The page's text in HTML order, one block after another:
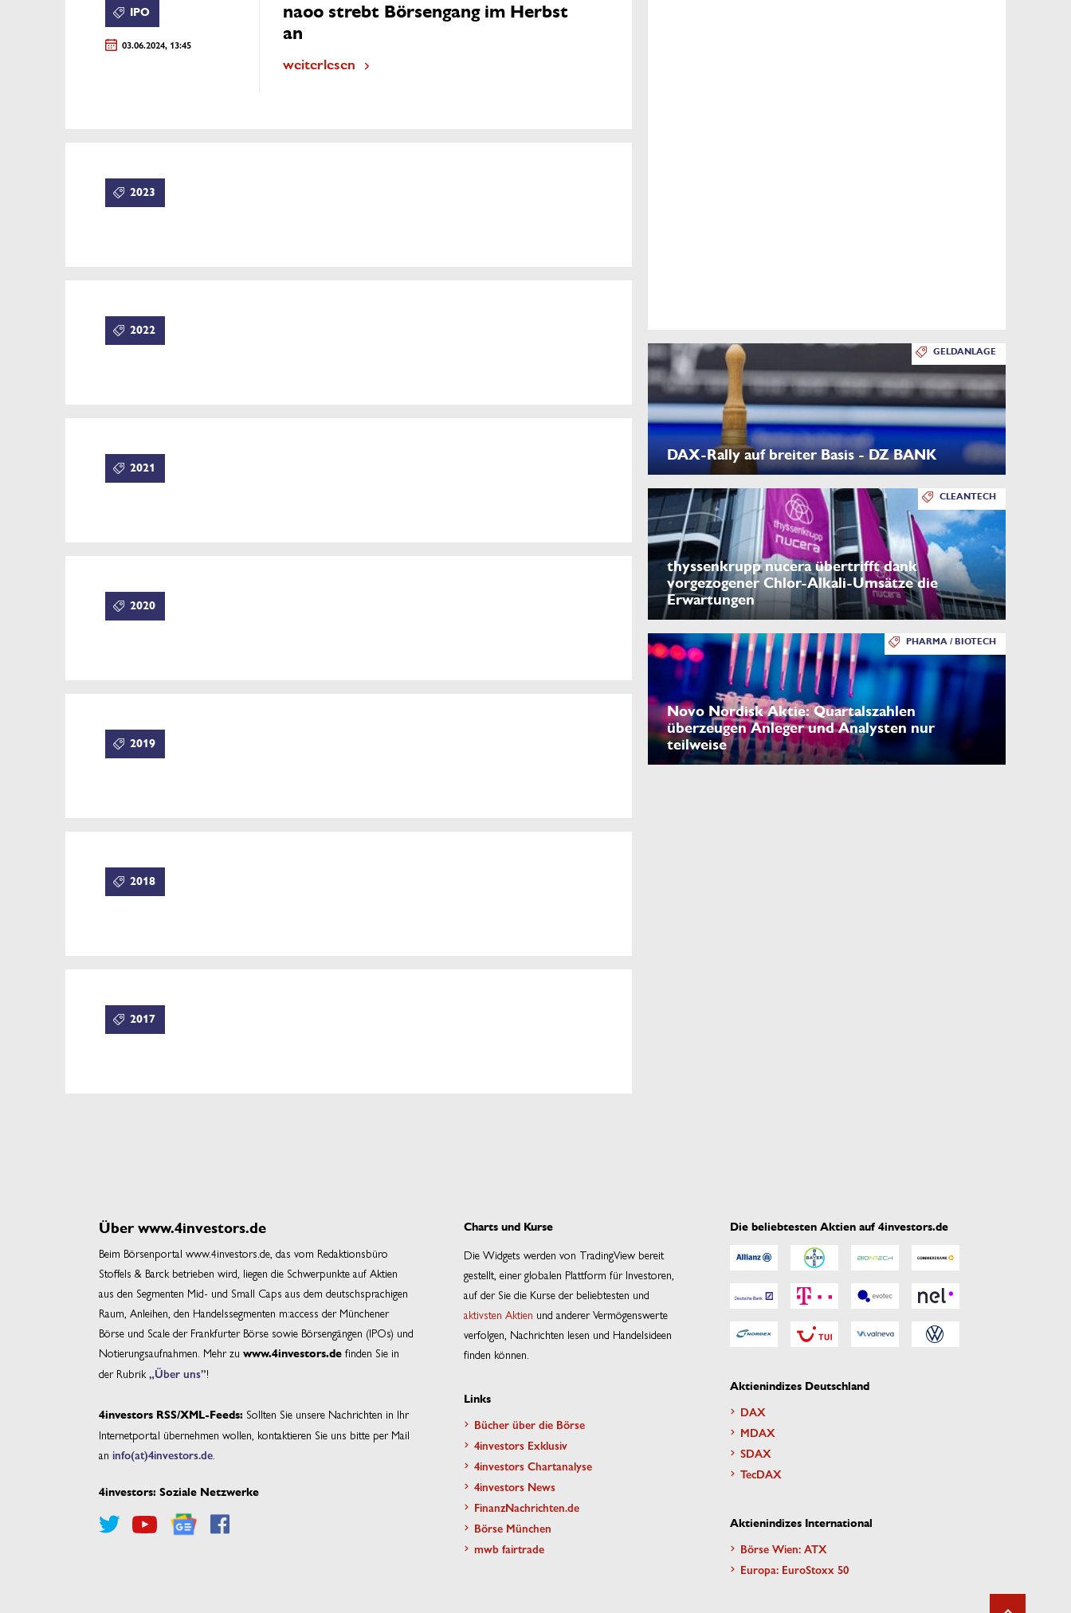
IPO
03.06.2024, 13:45
naoo strebt Börsengang im Herbst
an
weiterlesen
2023
2022
2021
2020
2019
2018
2017
GELDANLAGE
DAX-Rally auf breiter Basis - DZ BANK
CLEANTECH
thyssenkrupp nucera übertrifft dank
vorgezogener Chlor-Alkali-Umsätze die
Erwartungen
PHARMA / BIOTECH
Novo Nordisk Aktie: Quartalszahlen
überzeugen Anleger und Analysten nur
teilweise
Über www.4investors.de
Beim Börsenportal www.4investors.de, das vom Redaktionsbüro
Stoffels & Barck betrieben wird, liegen die Schwerpunkte auf Aktien
aus den Segmenten Mid- und Small Caps aus dem deutschsprachigen
Raum, Anleihen, den Handelssegmenten m:access der Münchener
Börse und Scale der Frankfurter Börse sowie Börsengängen (IPOs) und
Notierungsaufnahmen. Mehr zu www.4investors.de finden Sie in
der Rubrik„Über uns”!
4investors RSS/XML-Feeds: Sollten Sie unsere Nachrichten in Ihr
Internetportal übernehmen wollen, kontaktieren Sie uns bitte per Mail
an info(at)4investors.de.
4investors: Soziale Netzwerke
Charts und Kurse
Die Widgets werden von TradingView bereit
gestellt, einer globalen Plattform für Investoren,
auf der Sie die Kurse der beliebtesten und
aktivsten Aktien und anderer Vermögenswerte
verfolgen, Nachrichten lesen und Handelsideen
finden können.
Links
Bücher über die Börse
4investors Exklusiv
4investors Chartanalyse
4investors News
FinanzNachrichten.de
Börse München
mwb fairtrade
Die beliebtesten Aktien auf 4investors.de
Aktienindizes Deutschland
DAX
MDAX
SDAX
TecDAX
Aktienindizes International
Börse Wien: ATX
Europa: EuroStoxx 50